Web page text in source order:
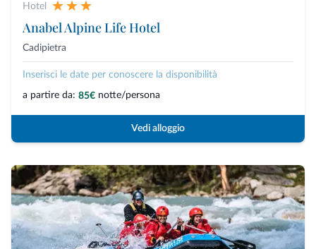
Hotel
Anabel Alpine Life Hotel
Cadipietra
Inserisci le date per conoscere la disponibilità
a partire da: 85€ notte/persona
Vedi alloggio